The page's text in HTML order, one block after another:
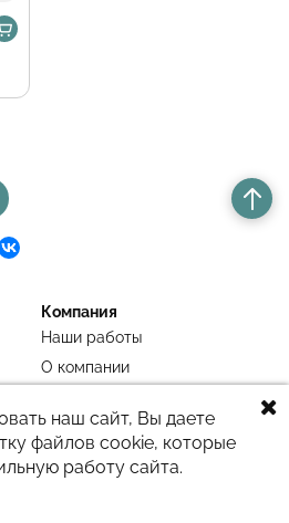
Компания
Наши работы
О компании
на системе
наш сайт, Вы даете
файлов cookie, которые
работу сайта.